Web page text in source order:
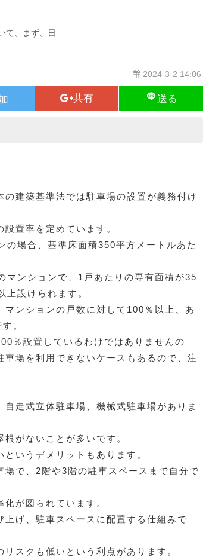
て、まず、日
2024-3-2 14:06
場
建築基準法では駐車場の設置が義務付け
置率を定めています。
場合、基準床面積350平方メートルあた
マンションで、1戸あたりの専有面積が35
設けられます。
ンションの戸数に対して100％以上、あ
。
％設置しているわけではありませんの
場を利用できないケースもあるので、注
走式立体駐車場、機械式駐車場がありま
がないことが多いです。
いうデメリットもあります。
で、2階や3階の駐車スペースまで自分で
が図られています。
げ、駐車スペースに配置する仕組みで
スクも低いという利点があります。